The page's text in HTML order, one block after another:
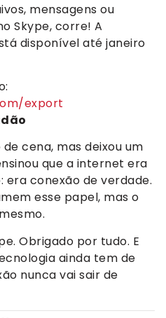
mensagens ou
Skype, corre! A
disponível até janeiro
export
cena, mas deixou um
que a internet era
era conexão de verdade.
esse papel, mas o
Obrigado por tudo. E
ainda tem de
nunca vai sair de